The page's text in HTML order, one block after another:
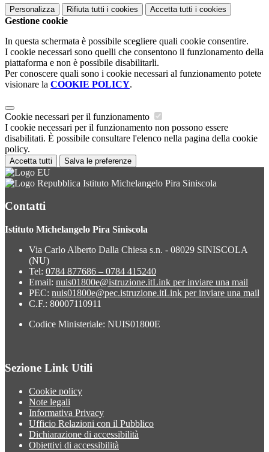
Personalizza Rifiuta tutti i cookies Accetta tutti i cookies
Gestione cookie
In questa schermata è possibile scegliere quali cookie consentire.
I cookie necessari sono quelli che consentono il funzionamento della
piattaforma e non è possibile disabilitarli.
Per conoscere quali sono i cookie necessari al funzionamento potete
visionare la COOKIE POLICY.
Cookie necessari per il funzionamento
I cookie necessari per il funzionamento non possono essere
disabilitati. È possibile consultare l'elenco nella pagina della cookie
policy.
Accetta tutti Salva le preferenze
Istituto Michelangelo Pira Siniscola
Contatti
Istituto Michelangelo Pira Siniscola
Via Carlo Alberto Dalla Chiesa s.n. - 08029 SINISCOLA
(NU)
Tel: 0784 877686 – 0784 415240
Email: nuis01800e@istruzione.itLink per inviare una mail
PEC: nuis01800e@pec.istruzione.itLink per inviare una mail
C.F.: 80007110911
Codice Ministeriale: NUIS01800E
Sezione Link Utili
Cookie policy
Note legali
Informativa Privacy
Ufficio Relazioni con il Pubblico
Dichiarazione di accessibilità
Obiettivi di accessibilità